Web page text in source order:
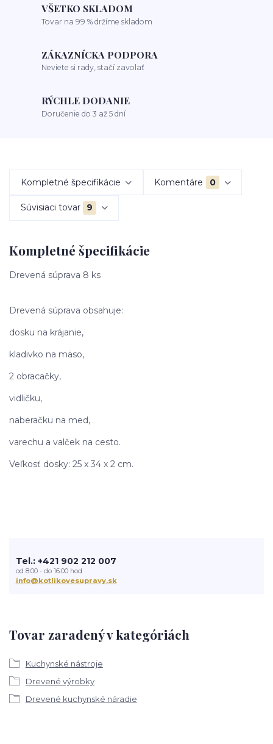
VŠETKO SKLADOM
Tovar na 99 % držíme skladom
ZÁKAZNÍCKA PODPORA
Neviete si rady, stačí zavolať
RÝCHLE DODANIE
Doručenie do 3 až 5 dní
Kompletné špecifikácie Komentáre 0
Súvisiaci tovar 9
Kompletné špecifikácie
Drevená súprava 8 ks
Drevená súprava obsahuje:
dosku na krájanie,
kladivko na mäso,
2 obracačky,
vidličku,
naberačku na med,
varechu a valček na cesto.
Veľkosť dosky: 25 x 34 x 2 cm.
Tovar zaradený v kategóriách
Kuchynské nástroje
Drevené výrobky
Drevené kuchynské náradie
Tel.: +421 902 212 007
od 8:00 - do 16:00 hod
info@kotlikovesupravy.sk